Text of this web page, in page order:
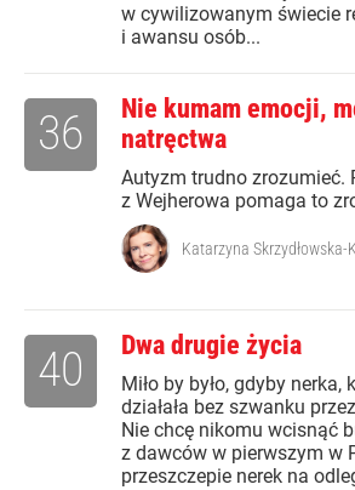
w cywilizowanym świecie
i awansu osób...
Nie kumam emocji,
natręctwa
Autyzm trudno zrozumieć.
z Wejherowa pomaga to
36
Katarzyna Skrzydłowska-
Dwa drugie życia
Miło by było, gdyby nerka,
działała bez szwanku
Nie chcę nikomu wcisnąć
z dawców w pierwszym w
przeszczepie nerek na
40